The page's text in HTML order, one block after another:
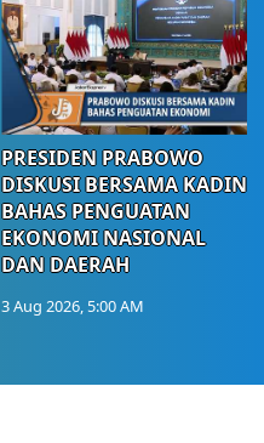
PRESIDEN PRABOWO
DISKUSI BERSAMA KADIN
BAHAS PENGUATAN
EKONOMI NASIONAL
DAN DAERAH
3 Aug 2026, 5:00 AM